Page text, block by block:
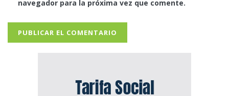
navegador para la próxima vez que comente.